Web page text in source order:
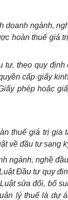
ngành,
hoàn thuế giá
tư, theo quy
cấp giấy
phép hoặc
thuế giá trị gia
về đầu tư sang
ngành, nghề
Đầu tư quy
sửa đổi, bổ
lý thuế là dự